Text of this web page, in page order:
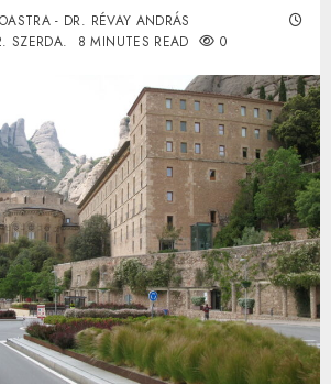
- DR. RÉVAY ANDRÁS
SZERDA.
8 MINUTES READ 0